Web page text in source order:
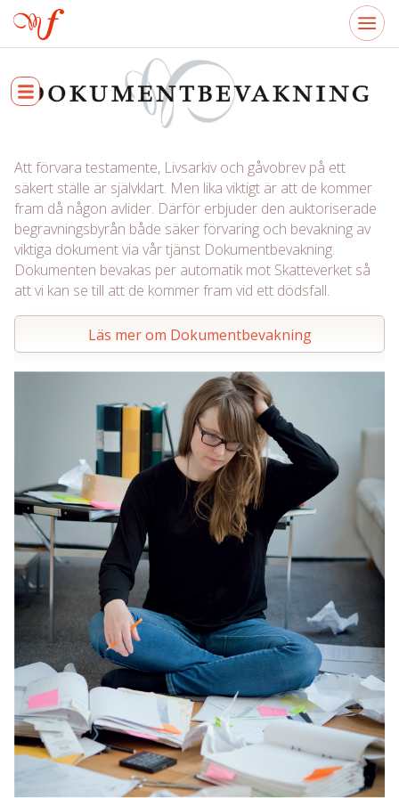
Att förvara testamente, Livsarkiv och gåvobrev på ett
säkert ställe är självklart. Men lika viktigt är att de kommer
fram då någon avlider. Därför erbjuder den auktoriserade
begravningsbyrån både säker förvaring och bevakning av
viktiga dokument via vår tjänst Dokumentbevakning.
Dokumenten bevakas per automatik mot Skatteverket så
att vi kan se till att de kommer fram vid ett dödsfall.
Läs mer om Dokumentbevakning